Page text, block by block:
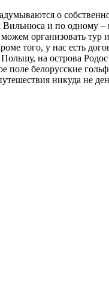
о
и по одному
организовать
того, у нас есть
на острова
белорусские
никуда не